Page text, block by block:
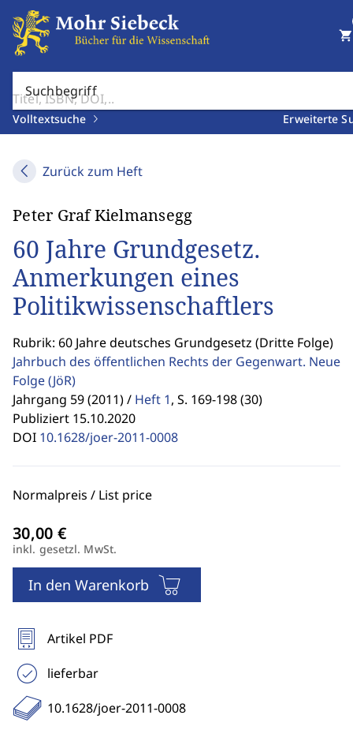
Suchbegriff
Volltextsuche Erweiterte
shopping_cart
Zurück zum Heft
Peter Graf Kielmansegg
60 Jahre Grundgesetz.
Anmerkungen eines
Politikwissenschaftlers
Rubrik: 60 Jahre deutsches Grundgesetz (Dritte Folge)
Jahrbuch des öffentlichen Rechts der Gegenwart. Neue
Folge(JöR)
Jahrgang 59 (2011) / Heft 1, S. 169-198 (30)
Publiziert 15.10.2020
DOI 10.1628/joer-2011-0008
Normalpreis / List price
inkl. gesetzl. MwSt.
In den Warenkorb
Artikel PDF
lieferbar
10.1628/joer-2011-0008